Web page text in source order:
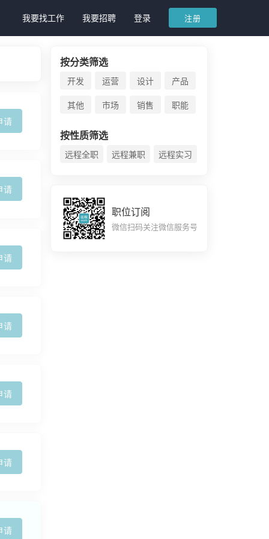
我要找工作 我要招聘 登录 注册
请
请
请
请
请
请
请
按分类筛选
开发 运营 设计
产品
其他
市场 销售 职能
按性质筛选
远程全职 远程兼职 远程实习
职位订阅
微信扫码关注微信服务号